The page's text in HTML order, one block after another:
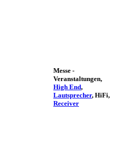
Messe -
Veranstaltungen,
High End,
Lautsprecher, HiFi,
Receiver